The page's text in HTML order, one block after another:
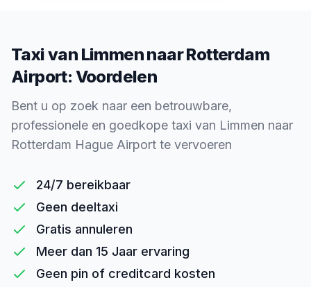
Taxi van Limmen naar Rotterdam
Airport: Voordelen
Bent u op zoek naar een betrouwbare,
professionele en goedkope taxi van Limmen naar
Rotterdam Hague Airport te vervoeren
24/7 bereikbaar
Geen deeltaxi
Gratis annuleren
Meer dan 15 Jaar ervaring
Geen pin of creditcard kosten